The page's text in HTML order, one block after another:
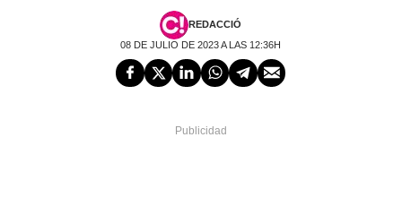
REDACCIÓ
08 DE JULIO DE 2023 A LAS 12:36H